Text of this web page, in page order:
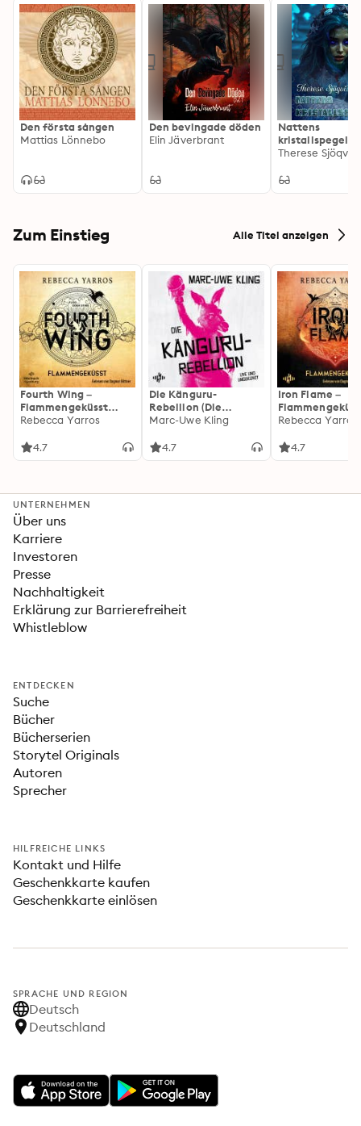
Den första sången
Mattias Lönnebo
Den bevingade döden
Elin Jäverbrant
Nattens
kristallspegel
Therese Sjöqvist
Zum Einstieg Alle Titel anzeigen
Fourth Wing –
Flammengeküsst
(Flammengeküsst-
Rebecca Yarros
4.7
Die Känguru-
Rebellion (Die
Känguru-Werke 5)
Marc-Uwe Kling
4.7
Iron Flame –
heißersehnte
Rebecca Yarros
4.7
UNTERNEHMEN
Über uns
Karriere
Investoren
Presse
Nachhaltigkeit
Erklärung zur Barrierefreiheit
Whistleblow
ENTDECKEN
Suche
Bücher
Bücherserien
Storytel Originals
Autoren
Sprecher
HILFREICHE LINKS
Kontakt und Hilfe
Geschenkkarte kaufen
Geschenkkarte einlösen
SPRACHE UND REGION
Deutsch
Deutschland